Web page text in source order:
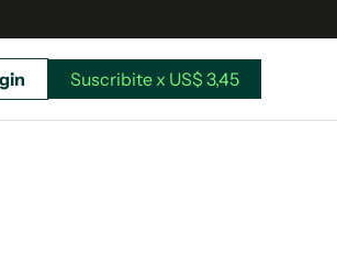
Suscribite x US$ 3,45